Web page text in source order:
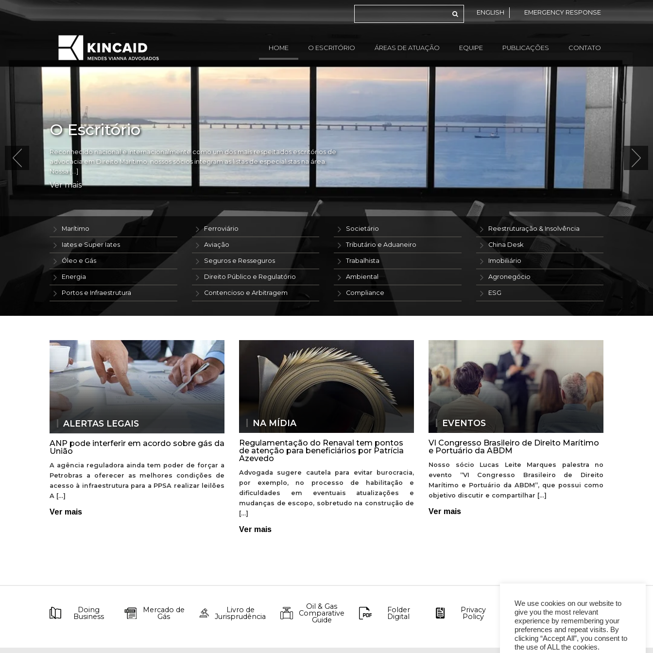
ENGLISH EMERGENCY RESPONSE
HOME O ESCRITÓRIO ÁREAS DE ATUAÇÃO EQUIPE PUBLICAÇÕES CONTATO
O Escritório
Reconhecido nacional e internacionalmente como um dos mais respeitados escritórios de
advocacia em Direito Marítimo, nossos sócios integram as listas de especialistas na área.
Nossa […]
Ver mais
Marítimo
Iates e Super Iates
Óleo e Gás
Energia
Portos e Infraestrutura
Ferroviário
Aviação
Seguros e Resseguros
Direito Público e Regulatório
Contencioso e Arbitragem
Societário
Tributário e Aduaneiro
Trabalhista
Ambiental
Compliance
Reestruturação & Insolvência
China Desk
Imobiliário
Agronegócio
ESG
ALERTAS LEGAIS
ANP pode interferir em acordo sobre gás da
União
A agência reguladora ainda tem poder de forçar a
Petrobras a oferecer as melhores condições de
acesso à infraestrutura para a PPSA realizar leilões
A […]
Ver mais
NA MÍDIA
Regulamentação do Renaval tem pontos
de atenção para beneficiários por Patrícia
Azevedo
Advogada sugere cautela para evitar burocracia,
por exemplo, no processo de habilitação e
dificuldades em eventuais atualizações e
mudanças de escopo, sobretudo na construção de
[…]
Ver mais
EVENTOS
VI Congresso Brasileiro de Direito Marítimo
e Portuário da ABDM
Nosso sócio Lucas Leite Marques palestra no
evento “VI Congresso Brasileiro de Direito
Marítimo e Portuário da ABDM”, que possui como
objetivo discutir e compartilhar […]
Ver mais
Doing
Business
Mercado de
Gás
Livro de
Jurisprudência
Oil & Gas
Comparative
Guide
Folder
Digital
Privacy
Policy
We use cookies on our website to
give you the most relevant
experience by remembering your
preferences and repeat visits. By
clicking “Accept All”, you consent to
the use of ALL the cookies.